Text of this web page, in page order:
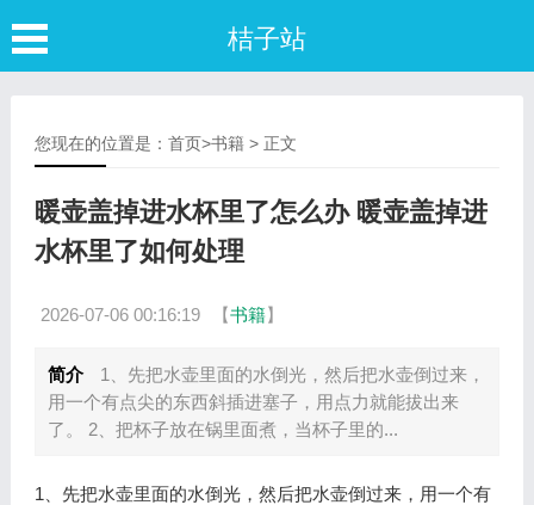
桔子站
您现在的位置是： 首页>书籍> 正文
暖壶盖掉进水杯里了怎么办 暖壶盖掉进
水杯里了如何处理
2026-07-06 00:16:19 【书籍】
简介
1、先把水壶里面的水倒光，然后把水壶倒过来，
用一个有点尖的东西斜插进塞子，用点力就能拔出来
了。 2、把杯子放在锅里面煮，当杯子里的...
1、先把水壶里面的水倒光，然后把水壶倒过来，用一个有